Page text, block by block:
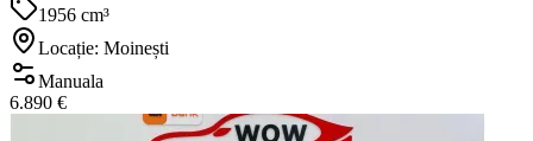
1956 cm³
Locație: Moinești
Manuala
6.890 €